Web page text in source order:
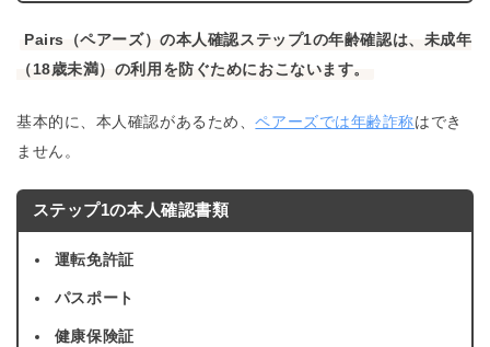
Pairs（ペアーズ）の本人確認ステップ1の年齢確認は、未成年
（18歳未満）の利用を防ぐためにおこないます。
基本的に、本人確認があるため、ペアーズでは年齢詐称はでき
ません。
ステップ1の本人確認書類
運転免許証
パスポート
健康保険証